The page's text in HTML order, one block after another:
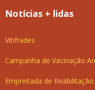
Notícias + lidas
Vitifrades
Campanha de Vacinação
Empreitada de